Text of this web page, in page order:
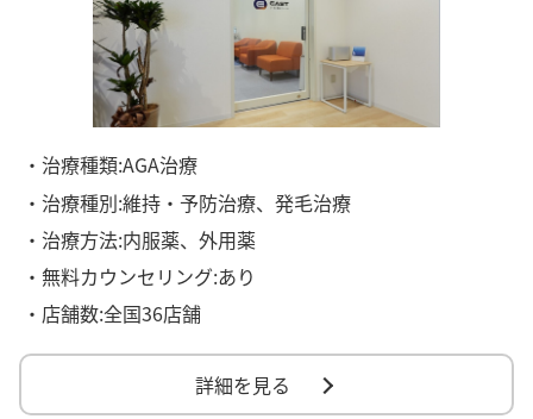
・治療種類:AGA治療
・治療種別:維持・予防治療、発毛治療
・治療方法:内服薬、外用薬
・無料カウンセリング:あり
・店舗数:全国36店舗
詳細を見る